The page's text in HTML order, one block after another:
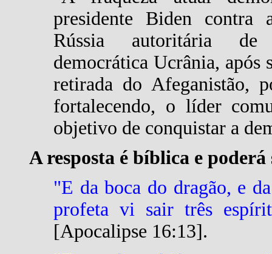
presidente Biden contra
Rússia autoritária
democrática Ucrânia, após
retirada do Afeganistão,
fortalecendo, o líder
objetivo de conquistar a
A resposta é bíblica e
"E da boca do dragão, e
profeta vi sair três
[Apocalipse 16:13].